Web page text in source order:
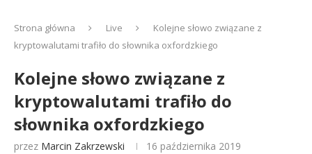
Strona główna Live
Kolejne słowo związane z
kryptowalutami trafiło do słownika oxfordzkiego
Kolejne słowo związane z
kryptowalutami trafiło do
słownika oxfordzkiego
przez Marcin Zakrzewski 16 października 2019